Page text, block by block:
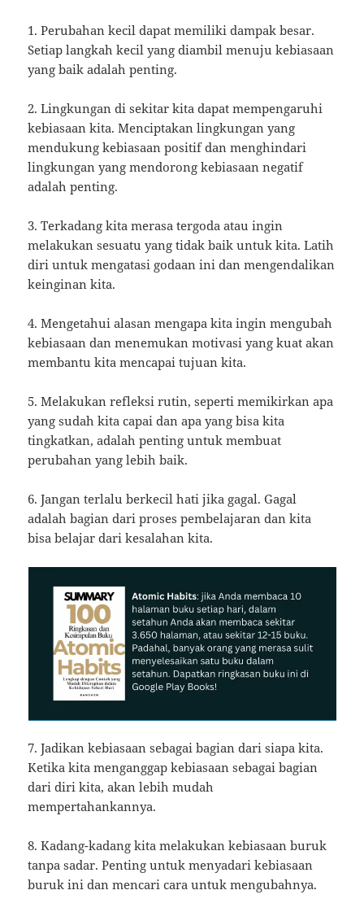
1. Perubahan kecil dapat memiliki dampak besar.
Setiap langkah kecil yang diambil menuju kebiasaan
yang baik adalah penting.
2. Lingkungan di sekitar kita dapat mempengaruhi
kebiasaan kita. Menciptakan lingkungan yang
mendukung kebiasaan positif dan menghindari
lingkungan yang mendorong kebiasaan negatif
adalah penting.
3. Terkadang kita merasa tergoda atau ingin
melakukan sesuatu yang tidak baik untuk kita. Latih
diri untuk mengatasi godaan ini dan mengendalikan
keinginan kita.
4. Mengetahui alasan mengapa kita ingin mengubah
kebiasaan dan menemukan motivasi yang kuat akan
membantu kita mencapai tujuan kita.
5. Melakukan refleksi rutin, seperti memikirkan apa
yang sudah kita capai dan apa yang bisa kita
tingkatkan, adalah penting untuk membuat
perubahan yang lebih baik.
6. Jangan terlalu berkecil hati jika gagal. Gagal
adalah bagian dari proses pembelajaran dan kita
bisa belajar dari kesalahan kita.
7. Jadikan kebiasaan sebagai bagian dari siapa kita.
Ketika kita menganggap kebiasaan sebagai bagian
dari diri kita, akan lebih mudah
mempertahankannya.
8. Kadang-kadang kita melakukan kebiasaan buruk
tanpa sadar. Penting untuk menyadari kebiasaan
buruk ini dan mencari cara untuk mengubahnya.